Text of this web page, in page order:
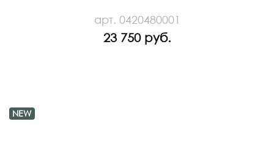
арт. 0420480001
23 750 руб.
NEW